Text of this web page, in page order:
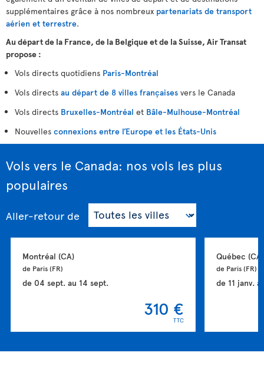
supplémentaires grâce à nos nombreux partenariats de transport
aérien et terrestre.
Au départ de la France, de la Belgique et de la Suisse, Air Transat
propose :
Vols directs quotidiens Paris-Montréal
Vols directs au départ de 8 villes françaises vers le Canada
Vols directs Bruxelles-Montréal et Bâle-Mulhouse-Montréal
Nouvelles connexions entre l’Europe et les États-Unis
Vols vers le Canada: nos vols les plus
populaires
Aller-retour de
Montréal (CA)
de Paris (FR)
de 04 sept.au 14 sept.
310 €
TTC
Québec (CA)
de Paris (FR)
de 11 janv.